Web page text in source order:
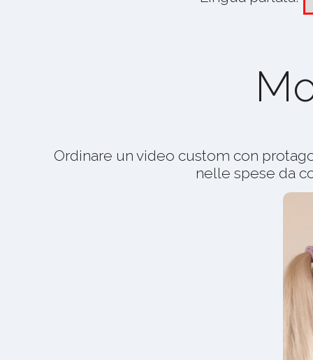
Ordinare un video custom con
nelle spese da